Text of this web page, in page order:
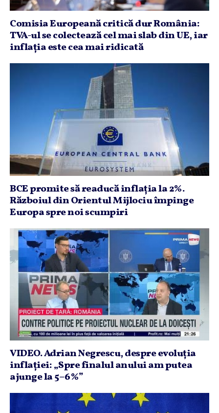
Comisia Europeană critică dur România:
TVA-ul se colectează cel mai slab din UE, iar
inflaţia este cea mai ridicată
BCE promite să readucă inflaţia la 2%.
Războiul din Orientul Mijlociu împinge
Europa spre noi scumpiri
VIDEO. Adrian Negrescu, despre evoluţia
inflaţiei: „Spre finalul anului am putea
ajunge la 5–6%”